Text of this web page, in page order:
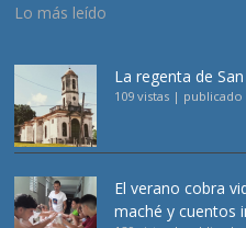
Lo más leído
La regenta de
109 vistas | publicado
El verano cobra
maché y cuentos